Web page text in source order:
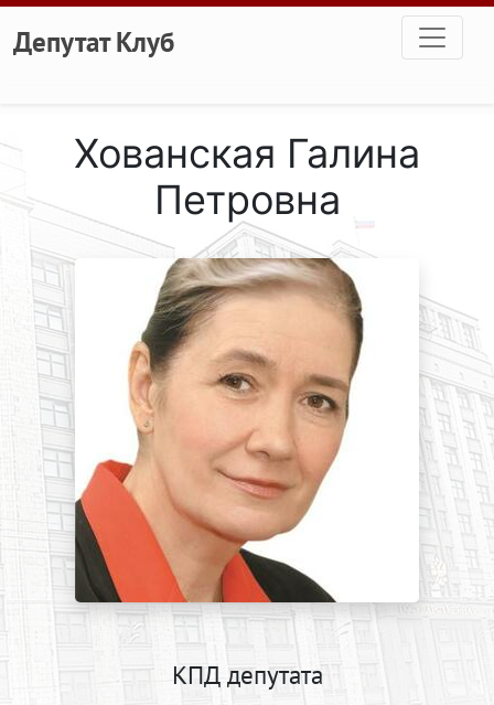
Перейти к основному содержанию
Депутат Клуб
Хованская Галина
Петровна
КПД депутата